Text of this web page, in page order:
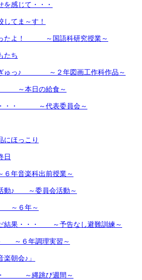
を感じて・・・
してま～す！
ったよ！ ～国語科研究授業～
たち
ゅっ♪ ～２年図画工作科作品～
～本日の給食～
・・・ ～代表委員会～
にほっこり
日
年音楽科出前授業～
動♪ ～委員会活動～
～６年～
結果・・・ ～予告なし避難訓練～
～６年調理実習～
朝会♪」
・ ～縄跳び週間～